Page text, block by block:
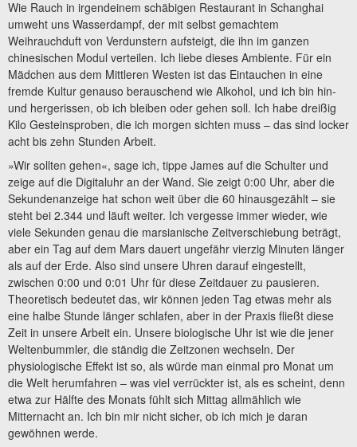
Wie Rauch in irgendeinem schäbigen Restaurant in Schanghai
umweht uns Wasserdampf, der mit selbst gemachtem
Weihrauchduft von Verdunstern aufsteigt, die ihn im ganzen
chinesischen Modul verteilen. Ich liebe dieses Ambiente. Für ein
Mädchen aus dem Mittleren Westen ist das Eintauchen in eine
fremde Kultur genauso berauschend wie Alkohol, und ich bin hin-
und hergerissen, ob ich bleiben oder gehen soll. Ich habe dreißig
Kilo Gesteinsproben, die ich morgen sichten muss – das sind locker
acht bis zehn Stunden Arbeit.
»Wir sollten gehen«, sage ich, tippe James auf die Schulter und
zeige auf die Digitaluhr an der Wand. Sie zeigt 0:00 Uhr, aber die
Sekundenanzeige hat schon weit über die 60 hinausgezählt – sie
steht bei 2.344 und läuft weiter. Ich vergesse immer wieder, wie
viele Sekunden genau die marsianische Zeitverschiebung beträgt,
aber ein Tag auf dem Mars dauert ungefähr vierzig Minuten länger
als auf der Erde. Also sind unsere Uhren darauf eingestellt,
zwischen 0:00 und 0:01 Uhr für diese Zeitdauer zu pausieren.
Theoretisch bedeutet das, wir können jeden Tag etwas mehr als
eine halbe Stunde länger schlafen, aber in der Praxis fließt diese
Zeit in unsere Arbeit ein. Unsere biologische Uhr ist wie die jener
Weltenbummler, die ständig die Zeitzonen wechseln. Der
physiologische Effekt ist so, als würde man einmal pro Monat um
die Welt herumfahren – was viel verrückter ist, als es scheint, denn
etwa zur Hälfte des Monats fühlt sich Mittag allmählich wie
Mitternacht an. Ich bin mir nicht sicher, ob ich mich je daran
gewöhnen werde.